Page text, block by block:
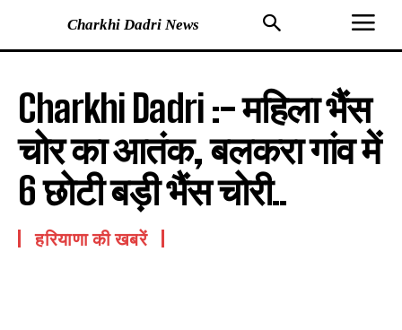
Charkhi Dadri News
Charkhi Dadri :- महिला भैंस
चोर का आतंक, बलकरा गांव में
6 छोटी बड़ी भैंस चोरी..
हरियाणा की खबरें